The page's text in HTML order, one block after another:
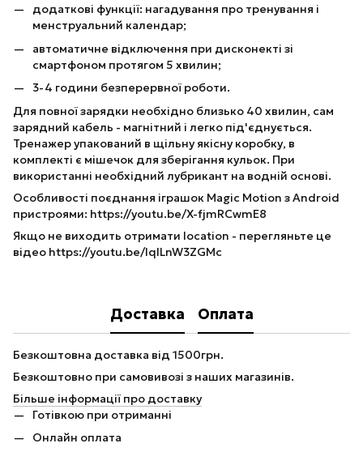
додаткові функції: нагадування про тренування і
менструальний календар;
автоматичне відключення при дисконекті зі
смартфоном протягом 5 хвилин;
3-4 години безперервної роботи.
Для повної зарядки необхідно близько 40 хвилин, сам
зарядний кабель - магнітний і легко під'єднується.
Тренажер упакований в щільну якісну коробку, в
комплекті є мішечок для зберігання кульок. При
використанні необхідний лубрикант на водній основі.
Особливості поєднання іграшок Magic Motion з Android
пристроями: https://youtu.be/X-fjmRCwmE8
Якщо не виходить отримати location - перегляньте це
відео https://youtu.be/lqlLnW3ZGMc
Доставка Оплата
Безкоштовна доставка від 1500грн.
Безкоштовно при самовивозі з наших магазинів.
Більше інформації про доставку
Готівкою при отриманні
Онлайн оплата